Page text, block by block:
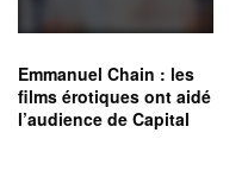
Emmanuel Chain : les
films érotiques ont aidé
l’audience de Capital